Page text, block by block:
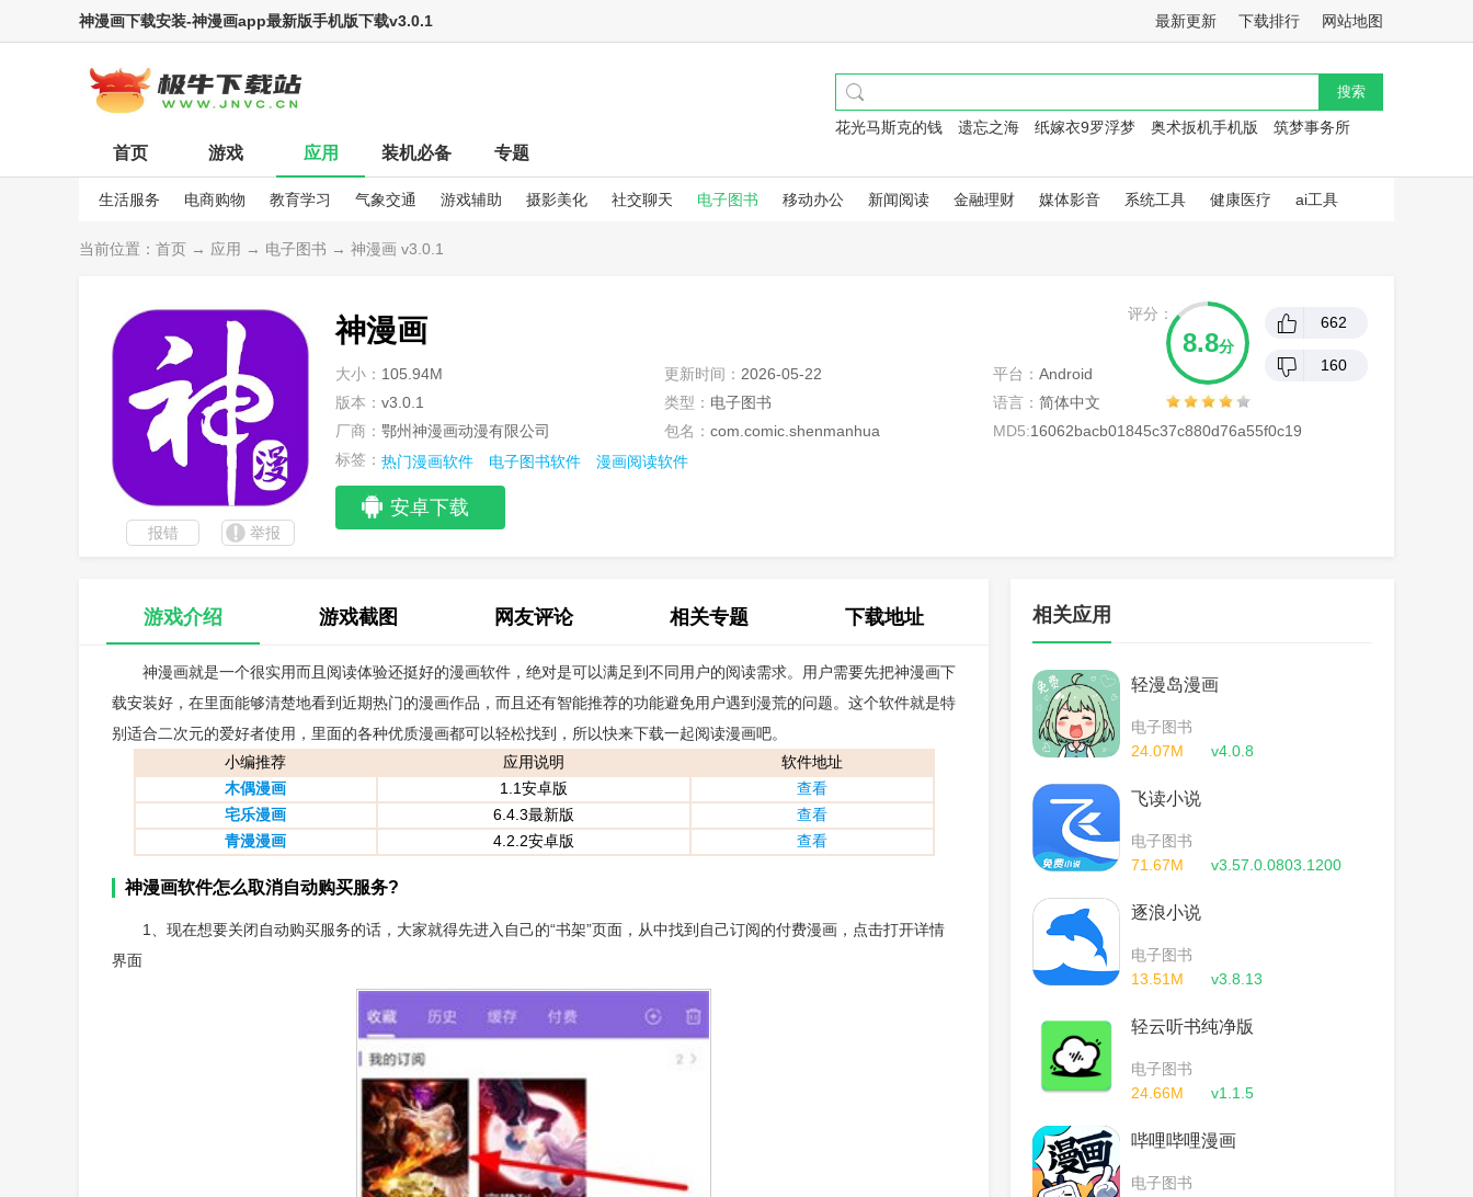
最新更新 下载排行 网站地图
神漫画下载安装-神漫画app最新版手机版下载v3.0.1
花光马斯克的钱 遗忘之海 纸嫁衣9罗浮梦 奥术扳机手机版 筑梦事务所
首页 游戏 应用 装机必备 专题
生活服务 电商购物 教育学习 气象交通 游戏辅助 摄影美化 社交聊天 电子图书 移动办公 新闻阅读 金融理财 媒体影音 系统工具 健康医疗 ai工具
娱乐资讯
当前位置： 首页 → 应用 → 电子图书 → 神漫画 v3.0.1
神漫画
大小： 105.94M 更新时间： 2026-05-22 平台： Android
版本： v3.0.1 类型： 电子图书 语言： 简体中文
厂商： 鄂州神漫画动漫有限公司 包名： com.comic.shenmanhua MD5:16062bacb01845c37c880d76a55f0c19
标签： 热门漫画软件 电子图书软件 漫画阅读软件
安卓下载
评分：
8.8分
662
160
报错 举报
游戏介绍 游戏截图 网友评论
(0)
相关专题 下载地址
神漫画就是一个很实用而且阅读体验还挺好的漫画软件，绝对是可以满足到不同用户的阅读需求。用户需要先把神漫画下
载安装好，在里面能够清楚地看到近期热门的漫画作品，而且还有智能推荐的功能避免用户遇到漫荒的问题。这个软件就是特
别适合二次元的爱好者使用，里面的各种优质漫画都可以轻松找到，所以快来下载一起阅读漫画吧。
小编推荐
应用说明
软件地址
木偶漫画
1.1安卓版
查看
宅乐漫画
6.4.3最新版
查看
青漫漫画
4.2.2安卓版 查看
神漫画软件怎么取消自动购买服务?
1、现在想要关闭自动购买服务的话，大家就得先进入自己的“书架”页面，从中找到自己订阅的付费漫画，点击打开详情
界面
相关应用
轻漫岛漫画
电子图书
24.07M
v4.0.8
飞读小说
电子图书
71.67M
v3.57.0.0803.1200
逐浪小说
电子图书
13.51M
v3.8.13
轻云听书纯净版
电子图书
24.66M
v1.1.5
哔哩哔哩漫画
电子图书